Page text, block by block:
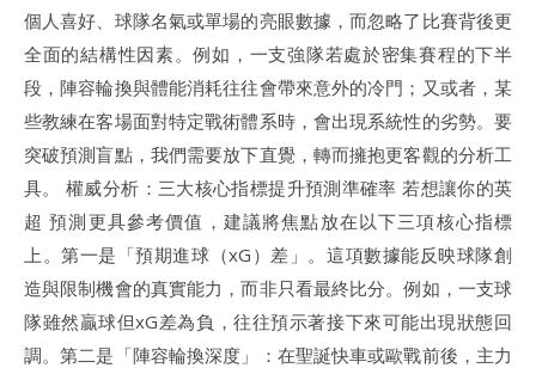
個人喜好、球隊名氣或單場的亮眼數據，而忽略了比賽背後更
全面的結構性因素。例如，一支強隊若處於密集賽程的下半
段，陣容輪換與體能消耗往往會帶來意外的冷門；又或者，某
些教練在客場面對特定戰術體系時，會出現系統性的劣勢。要
突破預測盲點，我們需要放下直覺，轉而擁抱更客觀的分析工
具。 權威分析：三大核心指標提升預測準確率 若想讓你的英
超 預測更具參考價值，建議將焦點放在以下三項核心指標
上。第一是「預期進球（xG）差」。這項數據能反映球隊創
造與限制機會的真實能力，而非只看最終比分。例如，一支球
隊雖然贏球但xG差為負，往往預示著接下來可能出現狀態回
調。第二是「陣容輪換深度」：在聖誕快車或歐戰前後，主力